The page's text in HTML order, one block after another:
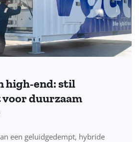
high-end: stil
duurzaam
een geluidgedempt, hybride